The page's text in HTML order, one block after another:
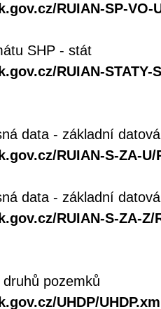
RUIAN-SP-VO-
SHP - stát
RUIAN-STATY-
data - základní
RUIAN-S-ZA-U/
data - základní
RUIAN-S-ZA-Z/
pozemků
UHDP/